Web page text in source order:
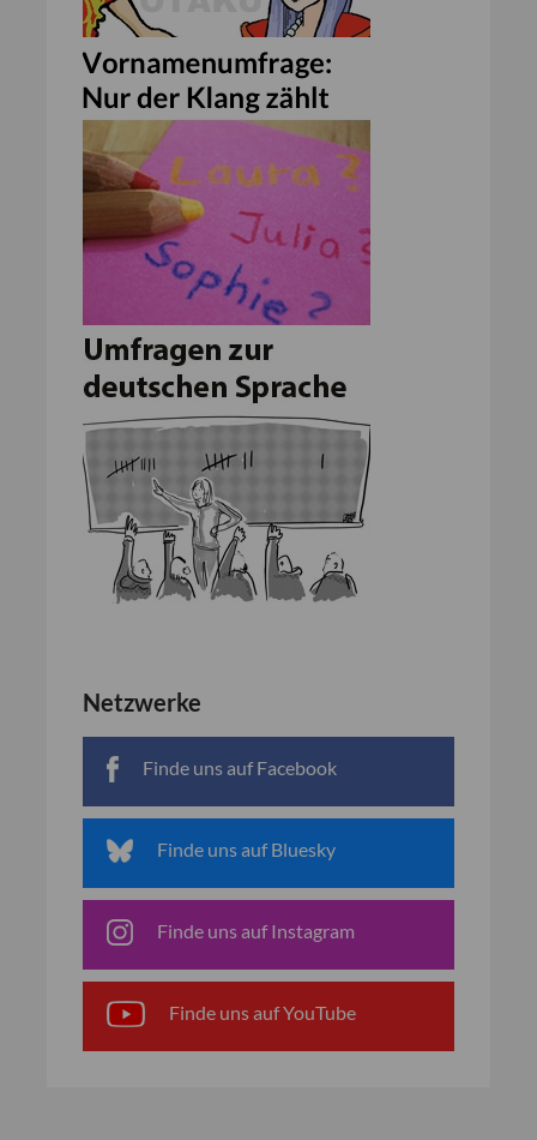
Netzwerke
Finde uns auf Facebook
Finde uns auf Bluesky
Finde uns auf Instagram
Finde uns auf YouTube